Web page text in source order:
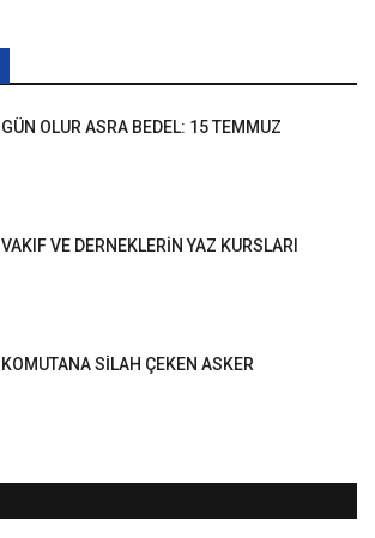
GÜN OLUR ASRA BEDEL: 15 TEMMUZ
VAKIF VE DERNEKLERİN YAZ KURSLARI
KOMUTANA SİLAH ÇEKEN ASKER